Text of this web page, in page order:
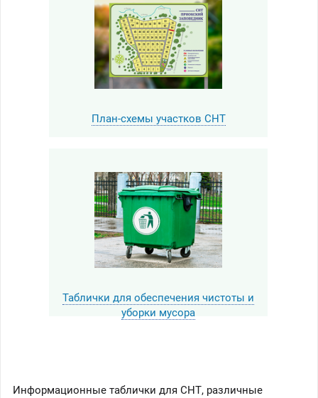
План-схемы участков СНТ
Таблички для обеспечения чистоты и
уборки мусора
Информационные таблички для СНТ, различные